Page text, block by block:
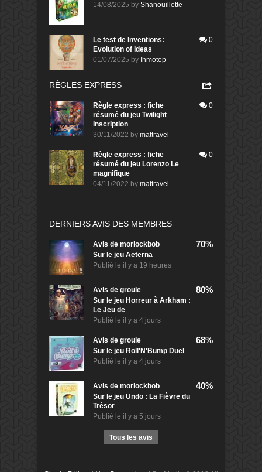
14/08/2025 by Shanouillette
Le test de Inventions:
Evolution of Ideas
01/07/2025 by Ihmotep
0
RÈGLES EXPRESS
Règle express : fiche
résumé du jeu Twilight
Inscription
30/11/2022 by mattravel
0
Règle express : fiche
résumé du jeu Lorenzo Le
magnifique
04/11/2022 by mattravel
0
DERNIERS AVIS DES MEMBRES
Avis de morlockbob
Sur le jeu Aeterna
Publié le il y a 19 heures
70%
Avis de groule
Sur le jeu Horreur à Arkham :
Le Jeu de
Publié le il y a 4 jours
80%
Avis de groule
Sur le jeu Roll'N'Bump Duel
Publié le il y a 4 jours
68%
Avis de morlockbob
Sur le jeu Undo : La Fièvre du
Trésor
Publié le il y a 5 jours
40%
Tous les avis